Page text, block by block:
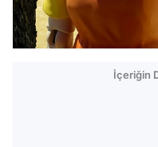
İçeriğin